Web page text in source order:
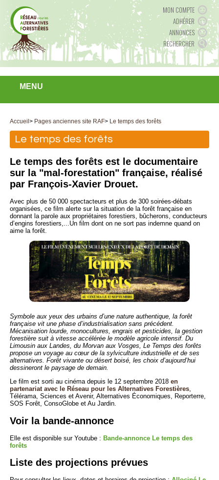
MON COMPTE
ADHÉRER
ANNONCES
RECHERCHER
MENU
Accueil > Pages anciennes site RAF> Le temps des forêts
Le temps des forêts
Le temps des forêts est le documentaire
sur la "mal-forestation" française, réalisé
par François-Xavier Drouet.
Avec plus de 50 000 spectacteurs et plus de 300 soirées-débats
organisées, ce film alerte sur la situation de la forêt française en
donnant la parole aux propriétaires forestiers, bûcherons, conducteurs
d’engins forestiers,...Un film dont on ne sort pas indemne quand on
aime la forêt.
Symbole aux yeux des urbains d’une nature authentique, la forêt
française vit une phase d’industrialisation sans précédent.
Mécanisation lourde, monocultures, engrais et pesticides, la gestion
forestière suit à vitesse accélérée le modèle agricole intensif. Du
Limousin aux Landes, du Morvan aux Vosges, Le Temps des forêts
propose un voyage au cœur de la sylviculture industrielle et de ses
alternatives. Forêt vivante ou désert boisé, les choix d’aujourd’hui
dessineront le paysage de demain.
Le film est sorti au cinéma depuis le 12 septembre 2018 en
partenariat avec le Réseau pour les Alternatives Forestières,
Télérama, Sciences et Avenir, Alternatives Économiques, Reporterre,
SOS Forêt, ConsoGlobe et Au Jardin.
Voir la bande-annonce
Elle est disponible sur Youtube : Bande-annonce Le temps des
forêts
Liste des projections prévues